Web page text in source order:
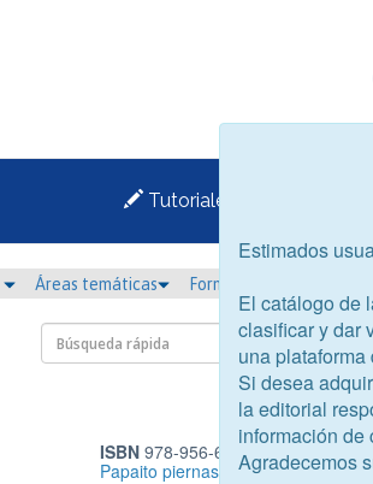
Tutoriales
Áreas temáticas Formato
ISBN978-956-6023-14-2
Papaito piernas largas
Estimados
El catálogo de
clasificar y dar
una
Si desea
la editorial
información de
Agradecemos